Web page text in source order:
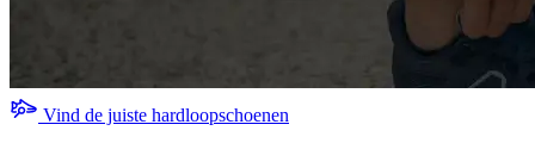
Vind de juiste hardloopschoenen